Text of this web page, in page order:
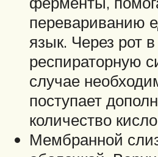
перевариванию
язык. Через рот
респираторную
случае
поступает
количество
Мембранной